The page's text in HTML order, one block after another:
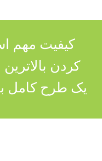
کیفیت مهم
کردن
یک طرح کامل